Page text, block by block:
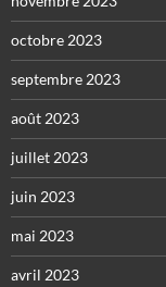
octobre 2023
septembre 2023
août 2023
juillet 2023
juin 2023
mai 2023
avril 2023